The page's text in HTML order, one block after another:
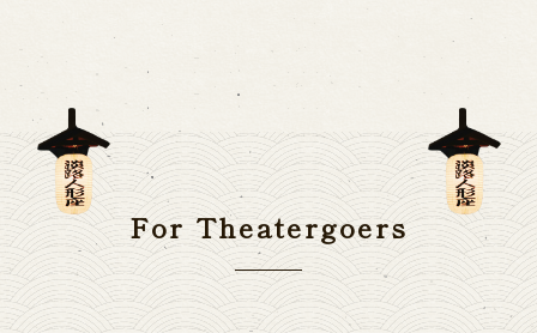
For Theatergoers